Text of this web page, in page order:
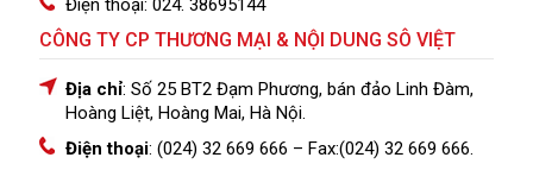
CÔNG TY CP THƯƠNG MẠI & NỘI DUNG SÔ VIỆT
Địa chỉ: Số 25 BT2 Đạm Phương, bán đảo Linh Đàm,
Hoàng Liệt, Hoàng Mai, Hà Nội.
Điện thoại: (024) 32 669 666 – Fax:(024) 32 669 666.